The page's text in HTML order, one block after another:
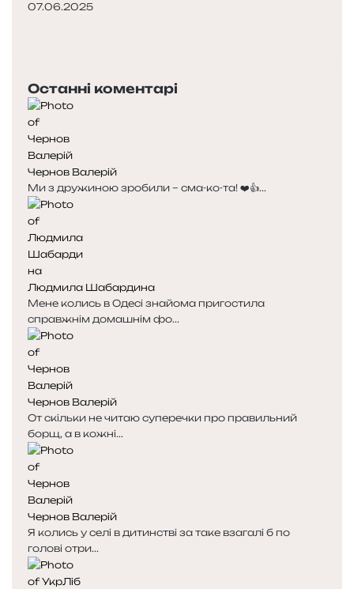
07.06.2025
Останні коментарі
Чернов Валерій
Ми з дружиною зробили – сма-ко-та! ❤️👍...
Людмила Шабардина
Мене колись в Одесі знайома пригостила
справжнім домашнім фо...
Чернов Валерій
От скільки не читаю суперечки про правильний
борщ, а в кожні...
Чернов Валерій
Я колись у селі в дитинстві за таке взагалі б по
голові отри...